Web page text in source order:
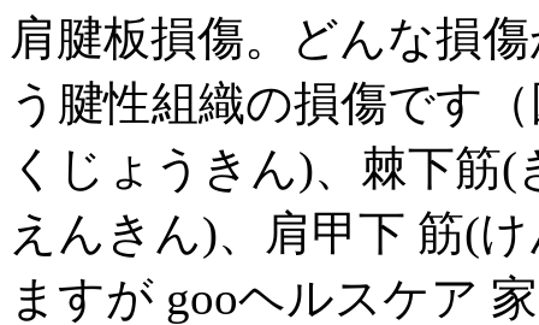
肩腱板損傷。どんな損
う腱性組織の損傷です
くじょうきん)、棘下筋
えんきん)、肩甲下 筋(
ますが gooヘルスケア